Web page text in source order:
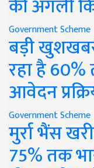
की अगली
Government Scheme
बड़ी
रहा है
आवेदन
Government Scheme
मुर्रा भैंस
75% तक